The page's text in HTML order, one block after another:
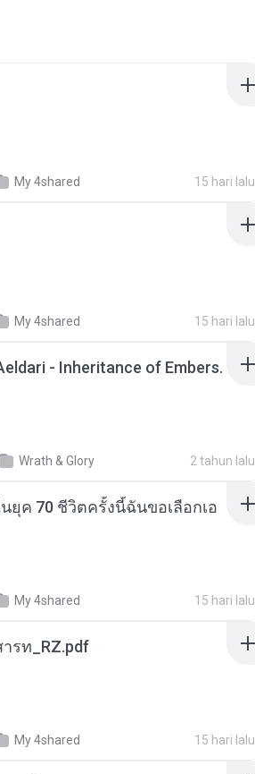
My 4shared 15 hari lalu
My 4shared 15 hari lalu
- Inheritance of Embers.
Wrath & Glory 2 tahun lalu
ยุค 70 ชีวิตครั้งนี้ฉันขอเลือกเอ
My 4shared 15 hari lalu
รท_RZ.pdf
My 4shared 15 hari lalu